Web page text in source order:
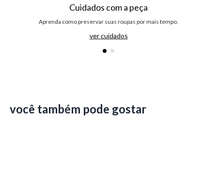
Cuidados com a peça
Aprenda como preservar suas roupas por mais tempo.
ver cuidados
você também pode gostar